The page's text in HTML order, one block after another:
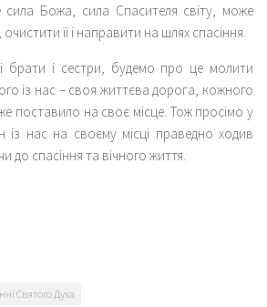
сила Божа, сила Спасителя світу, може
її і направити на шлях спасіння.
брати і сестри, будемо про це молити
із нас – своя життєва дорога, кожного
поставило на своє місце. Тож просімо у
нас на своєму місці праведно ходив
до спасіння та вічного життя.
Святого Духа